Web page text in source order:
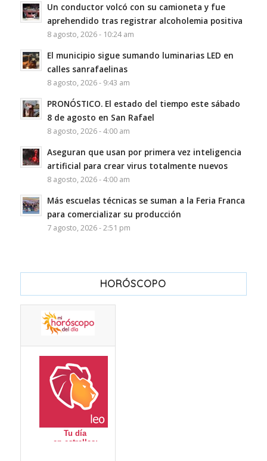
Un conductor volcó con su camioneta y fue
aprehendido tras registrar alcoholemia positiva
8 agosto, 2026 - 10:24 am
El municipio sigue sumando luminarias LED en
calles sanrafaelinas
8 agosto, 2026 - 9:43 am
PRONÓSTICO. El estado del tiempo este sábado
8 de agosto en San Rafael
8 agosto, 2026 - 4:00 am
Aseguran que usan por primera vez inteligencia
artificial para crear virus totalmente nuevos
8 agosto, 2026 - 4:00 am
Más escuelas técnicas se suman a la Feria Franca
para comercializar su producción
7 agosto, 2026 - 2:51 pm
HORÓSCOPO